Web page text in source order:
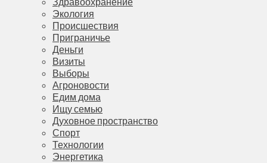
Экология
Происшествия
Приграничье
Деньги
Визиты
Выборы
Агроновости
Едим дома
Ищу семью
Духовное пространство
Спорт
Технологии
Энергетика